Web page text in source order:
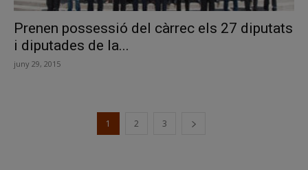
Prenen possessió del càrrec els 27 diputats
i diputades de la...
juny 29, 2015
1 2 3